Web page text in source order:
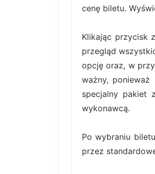
cenę biletu.
Klikając przycisk
przegląd
opcję oraz, w
ważny,
specjalny pakiet
wykonawcą.
Po wybraniu
przez